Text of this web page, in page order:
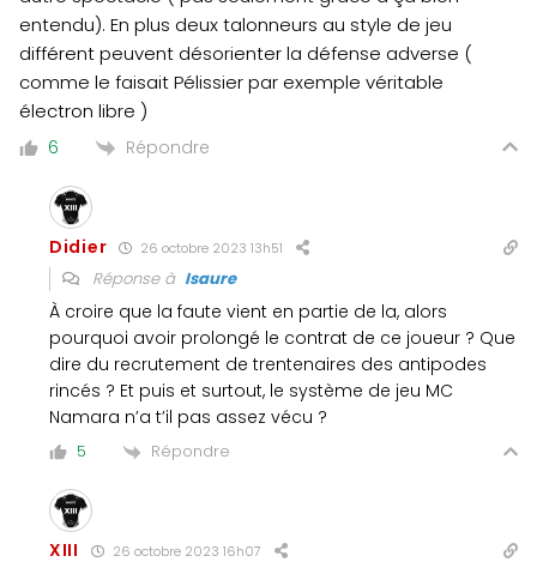
entendu). En plus deux talonneurs au style de jeu
différent peuvent désorienter la défense adverse (
comme le faisait Pélissier par exemple véritable
électron libre )
6 Répondre
Didier 26 octobre 2023 13h51
Réponse à Isaure
À croire que la faute vient en partie de la, alors
pourquoi avoir prolongé le contrat de ce joueur ? Que
dire du recrutement de trentenaires des antipodes
rincés ? Et puis et surtout, le système de jeu MC
Namara n’a t’il pas assez vécu ?
5 Répondre
XIII 26 octobre 2023 16h07